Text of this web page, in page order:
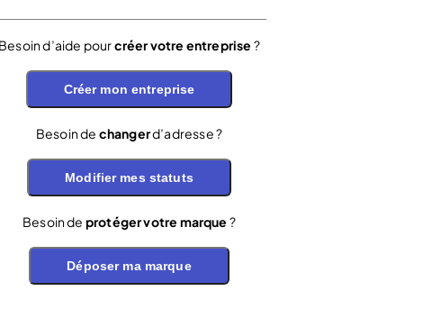
Besoin d’aide pourcréer votre entreprise ?
Créer mon entreprise
Besoin de changerd’adresse ?
Modifier mes statuts
Besoin de protéger votre marque ?
Déposer ma marque